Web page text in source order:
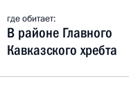
где обитает:
В районе Главного
Кавказского хребта